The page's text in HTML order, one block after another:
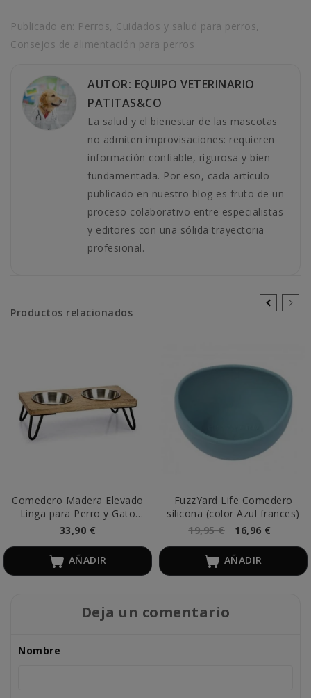
Publicado en: Perros, Cuidados y salud para perros,
Consejos de alimentación para perros
AUTOR: EQUIPO VETERINARIO
PATITAS&CO
La salud y el bienestar de las mascotas
no admiten improvisaciones: requieren
información confiable, rigurosa y bien
fundamentada. Por eso, cada artículo
publicado en nuestro blog es fruto de un
proceso colaborativo entre especialistas
y editores con una sólida trayectoria
profesional.
Productos relacionados
Comedero Madera Elevado
Linga para Perro y Gato
(2x160ml)
33,90 €
AÑADIR
FuzzYard Life Comedero
silicona (color Azul frances)
19,95 €
16,96 €
AÑADIR
Deja un comentario
Nombre